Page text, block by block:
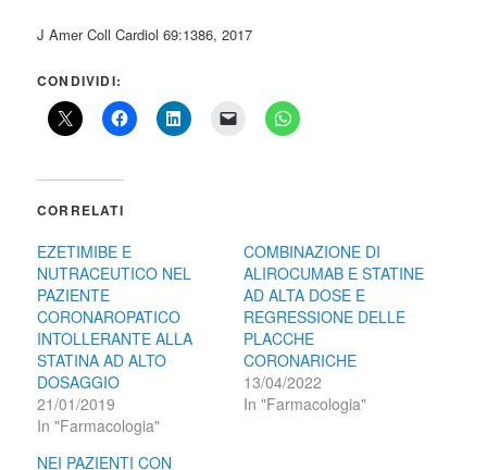
J Amer Coll Cardiol 69:1386, 2017
CONDIVIDI:
CORRELATI
EZETIMIBE E
NUTRACEUTICO NEL
PAZIENTE
CORONAROPATICO
INTOLLERANTE ALLA
STATINA AD ALTO
DOSAGGIO
21/01/2019
In "Farmacologia"
COMBINAZIONE DI
ALIROCUMAB E STATINE
AD ALTA DOSE E
REGRESSIONE DELLE
PLACCHE
CORONARICHE
13/04/2022
In "Farmacologia"
NEI PAZIENTI CON